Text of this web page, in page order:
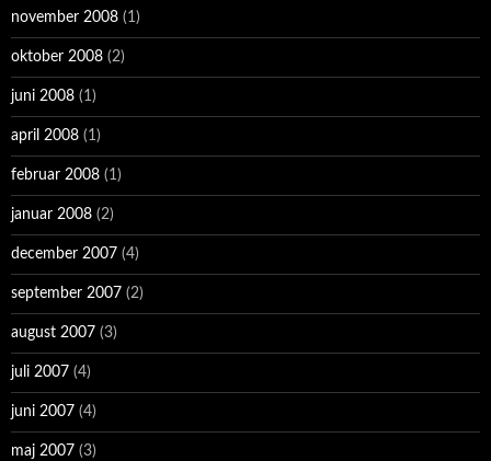
november 2008 (1)
oktober 2008 (2)
juni 2008 (1)
april 2008 (1)
februar 2008 (1)
januar 2008 (2)
december 2007 (4)
september 2007 (2)
august 2007 (3)
juli 2007 (4)
juni 2007 (4)
maj 2007 (3)